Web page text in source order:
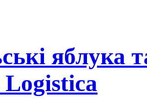
яблука